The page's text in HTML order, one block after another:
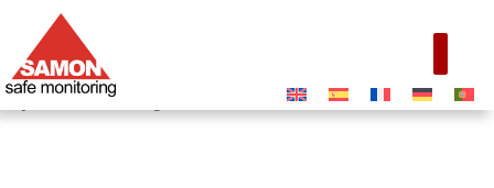
[wpmem_form register]